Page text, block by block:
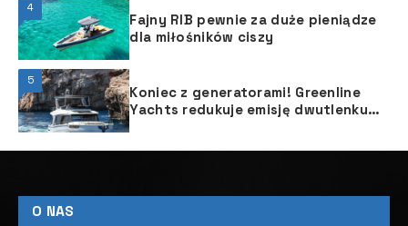
4
Fajny RIB pewnie za duże pieniądze
dla miłośników ciszy
5
Koniec z generatorami! Greenline
Yachts redukuje emisję dwutlenku
O NAS